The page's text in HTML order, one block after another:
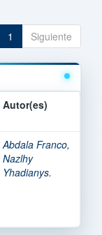
1 Siguiente
Autor(es)
Abdala Franco,
Nazlhy
Yhadianys.